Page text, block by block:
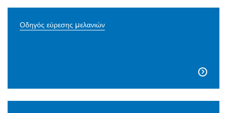
Οδηγός εύρεσης μελανιών
